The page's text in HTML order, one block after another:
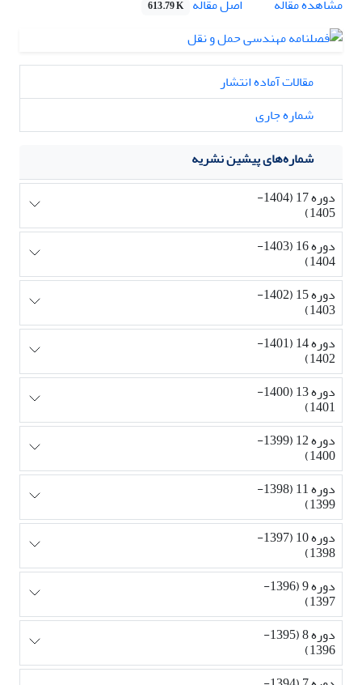
مشاهده مقاله
اصل مقاله 613.79 K
مقالات آماده انتشار
شماره جاری
شماره‌های پیشین نشریه
دوره 17 (1404-
1405)
دوره 16 (1403-
1404)
دوره 15 (1402-
1403)
دوره 14 (1401-
1402)
دوره 13 (1400-
1401)
دوره 12 (1399-
1400)
دوره 11 (1398-
1399)
دوره 10 (1397-
1398)
دوره 9 (1396-
1397)
دوره 8 (1395-
1396)